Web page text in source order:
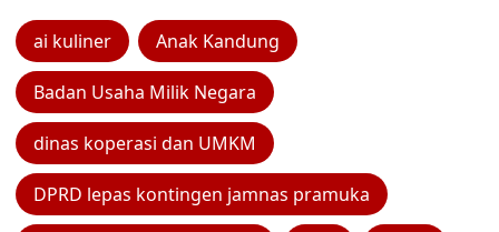
ai kuliner Anak Kandung
Badan Usaha Milik Negara
dinas koperasi dan UMKM
DPRD lepas kontingen jamnas pramuka